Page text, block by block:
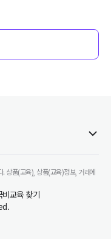
상품(교육), 상품(교육)정보, 거래에
비교육 찾기